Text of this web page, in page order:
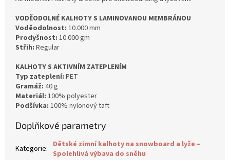
VODĚODOLNÉ KALHOTY S LAMINOVANOU MEMBRÁNOU
Voděodolnost: 10.000 mm
Prodyšnost: 10.000 gm
Střih: Regular
KALHOTY S AKTIVNÍM ZATEPLENÍM
Typ zateplení: PET
Gramáž: 40 g
Materiál: 100% polyester
Podšívka: 100% nylonový taft
Doplňkové parametry
Kategorie: Dětské zimní kalhoty na snowboard a lyže –
Spolehlivá výbava do sněhu